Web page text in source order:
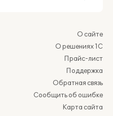
О сайте
О решениях 1С
Прайс-лист
Поддержка
Обратная связь
Сообщить об ошибке
Карта сайта